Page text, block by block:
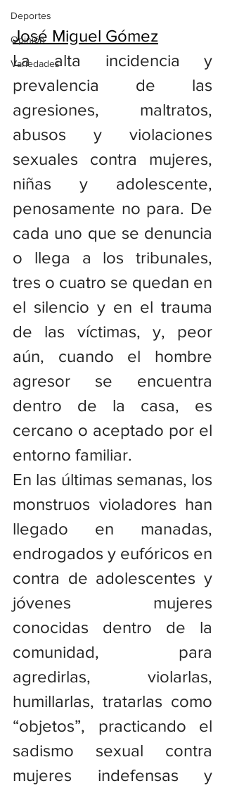
Deportes
Opinión
Variedades
José Miguel Gómez
La alta incidencia y
prevalencia de las
agresiones, maltratos,
abusos y violaciones
sexuales contra mujeres,
niñas y adolescente,
penosamente no para. De
cada uno que se denuncia
o llega a los tribunales,
tres o cuatro se quedan en
el silencio y en el trauma
de las víctimas, y, peor
aún, cuando el hombre
agresor se encuentra
dentro de la casa, es
cercano o aceptado por el
entorno familiar.
En las últimas semanas, los
monstruos violadores han
llegado en manadas,
endrogados y eufóricos en
contra de adolescentes y
jóvenes mujeres
conocidas dentro de la
comunidad, para
agredirlas, violarlas,
humillarlas, tratarlas como
“objetos”, practicando el
sadismo sexual contra
mujeres indefensas y